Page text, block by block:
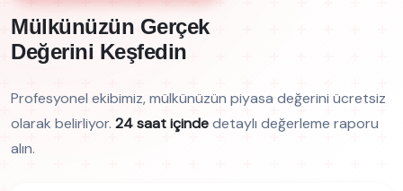
Mülkünüzün Gerçek
Değerini Keşfedin
Profesyonel ekibimiz, mülkünüzün piyasa değerini ücretsiz
olarak belirliyor. 24 saat içindedetaylı değerleme raporu
alın.